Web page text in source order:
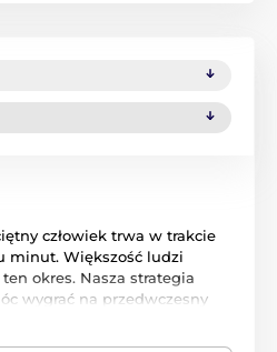
człowiek trwa w trakcie
minut. Większość ludzi
ten okres. Nasza strategia
wygrać na przedwczesny